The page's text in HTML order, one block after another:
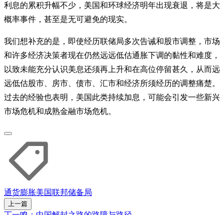
利息的累积升幅不少，美国和环球经济明年出现衰退，将是大
概率事件，甚至是无可避免的现实。
我们想补充的是，即使经历联储局多次告诫和股市调整，市场
和许多经济决策者现在仍然远远低估通胀下调的黏性和难度，
以致未能充分认识美息还须再上升和在高位停留甚久，从而远
远低估股市、房市、债市、汇市和经济所须经历的调整痛楚。
过去的经验也表明，美国此类持续加息，可能会引发一些新兴
市场危机和成熟金融市场危机。
通货膨胀美国联邦储备局
上一篇